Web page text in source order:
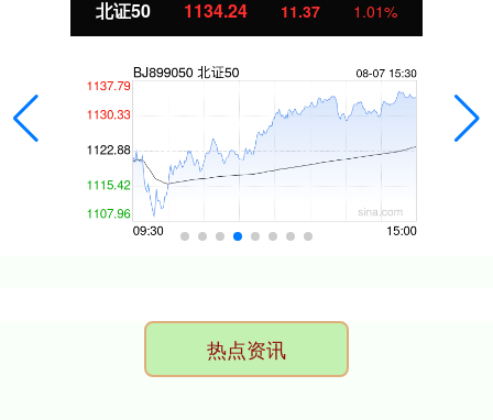
北证50 1134.24 11.37 1.01%
热点资讯